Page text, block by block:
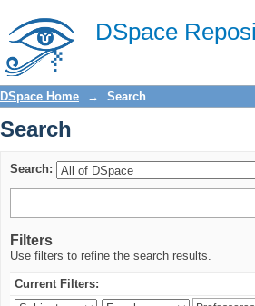
DSpace
Search
DSpace Home → Search
Search
Search:
Filters
Use filters to refine the search results.
Current Filters: